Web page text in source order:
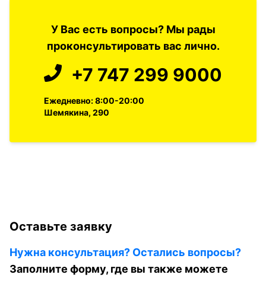
У Вас есть вопросы? Мы рады
проконсультировать вас лично.
+7 747 299 9000
Ежедневно: 8:00-20:00
Шемякина, 290
Оставьте заявку
Нужна консультация? Остались вопросы?
Заполните форму, где вы также можете